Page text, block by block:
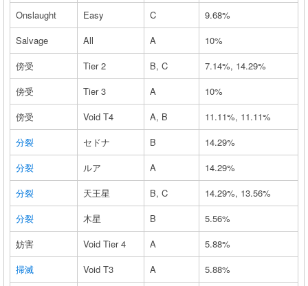
Onslaught Easy C
9.68%
Salvage
All A
10%
傍受
Tier 2 B, C
7.14%, 14.29%
傍受
Tier 3 A
10%
傍受
Void T4 A, B
11.11%, 11.11%
分裂
セドナ B
14.29%
分裂
ルア A
14.29%
分裂
天王星 B, C
14.29%, 13.56%
分裂
木星 B
5.56%
妨害
Void Tier 4 A
5.88%
掃滅
Void T3 A
5.88%